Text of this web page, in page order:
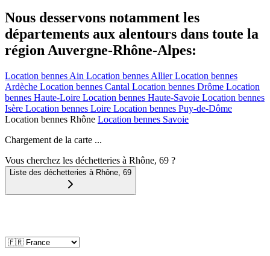
Nous desservons notamment les
départements aux alentours dans toute la
région Auvergne-Rhône-Alpes:
Location bennes Ain Location bennes Allier Location bennes
Ardèche Location bennes Cantal Location bennes Drôme Location
bennes Haute-Loire Location bennes Haute-Savoie Location bennes
Isère Location bennes Loire Location bennes Puy-de-Dôme
Location bennes Rhône Location bennes Savoie
Chargement de la carte ...
Vous cherchez les déchetteries à Rhône, 69 ?
Liste des déchetteries à Rhône, 69